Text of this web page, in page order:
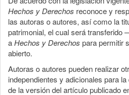
Hechos y Derechos reconoce y
las autoras o autores, así como la
patrimonial, el cual será
aHechos y Derechos para permitir
abierto.
Autoras o autores pueden realizar
independientes y adicionales para
de la versión del artículo publicado